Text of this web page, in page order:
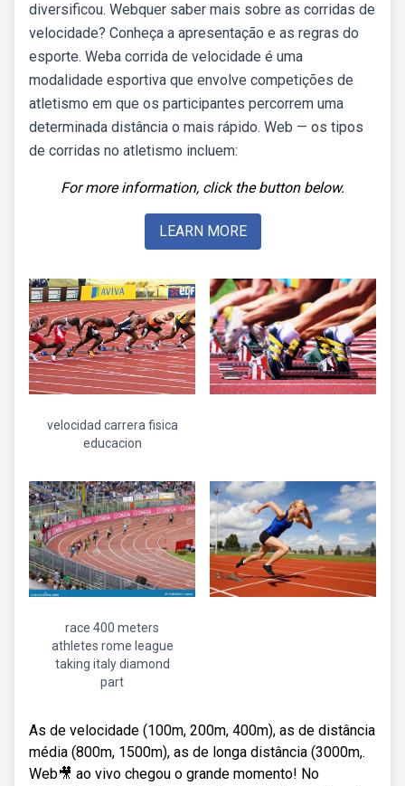
diversificou. Webquer saber mais sobre as corridas de
velocidade? Conheça a apresentação e as regras do
esporte. Weba corrida de velocidade é uma
modalidade esportiva que envolve competições de
atletismo em que os participantes percorrem uma
determinada distância o mais rápido. Web — os tipos
de corridas no atletismo incluem:
For more information, click the button below.
LEARN MORE
velocidad carrera fisica
educacion
race 400 meters
athletes rome league
taking italy diamond
part
As de velocidade (100m, 200m, 400m), as de distância
média (800m, 1500m), as de longa distância (3000m,.
Web🎥 ao vivo chegou o grande momento! No